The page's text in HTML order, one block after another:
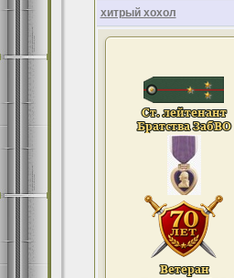
хитрый хохол